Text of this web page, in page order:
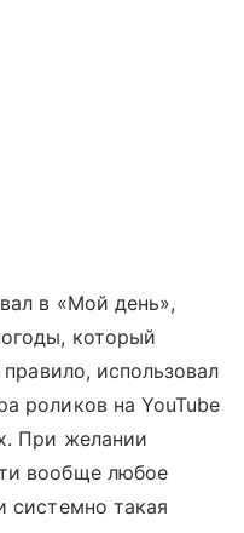
в «Мой день»,
который
использовал
роликов на YouTube
При желании
вообще любое
системно такая